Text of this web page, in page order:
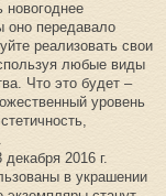
новогоднее
оно передавало
реализовать свои
любые виды
Что это будет –
уровень
2016 г.
в украшении